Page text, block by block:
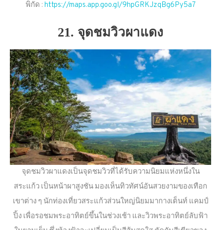
พิกัด : https://maps.app.goo.gl/9hpGRKJzqBg6Py5a7
21. จุดชมวิวผาแดง
จุดชมวิวผาแดงเป็นจุดชมวิวที่ได้รับความนิยมแห่งหนึ่งใน
สระแก้ว เป็นหน้าผาสูงชัน มองเห็นทิวทัศน์อันสวยงามของเทือก
เขาต่าง ๆ นักท่องเที่ยวสระแก้วส่วนใหญ่นิยมมากางเต็นท์ แคมป์
ปิ้ง เพื่อรอชมพระอาทิตย์ขึ้นในช่วงเช้า และวิวพระอาทิตย์ลับฟ้า